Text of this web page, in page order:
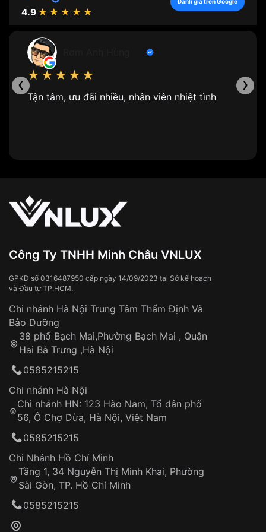
nghiệp đồng hồ. Tuy nhiên, những chiếc đồng hồ này
giá thành đắt đỏ.
đầu tiên trên thế giới của những chiếc đồng hồ đeo
2. Đồng hồ sự xuất hiện dành cho phái nữ
Phải đến đầu thế kỷ 19, đồng hồ đeo tay nữ mới bắt
kích thước nhỏ, được gắn vào vòng tay hoặc dây
chuyền như một món trang sức. Dần dần, đồng hồ đeo
tay nữ trở nên phổ biến hơn và được thiết kế với nhiều
kiểu dáng đa dạng, đáp ứng nhu cầu thẩm mỹ của phái
đẹp.
3. Sự bùng nổ của ngành chế tác đồng hồ trong thế kỷ
20
Thế kỷ 20 chứng kiến sự bùng nổ của ngành công
nghiệp đồng hồ, đặc biệt là đồng hồ đeo tay nữ. Các
thương hiệu đồng hồ nổi tiếng như Rolex, Cartier,
Omega liên tục cho ra đời những mẫu mã mới với thiết
kế độc đáo, sang trọng, thu hút sự chú ý của các tín
đồ thời trang.
4.9 ★★★★★
★★★★★
Tận tâm, ưu đãi nhiều, nhân viên nhiệt tình
‹ ›
Công Ty TNHH Minh Châu VNLUX
GPKD số 0316487950 cấp ngày 14/09/2023 tại Sở kế hoạch
và Đầu tư TP.HCM.
Chi nhánh Hà Nội Trung Tâm Thẩm Định Và
Bảo Dưỡng
38 phố Bạch Mai,Phường Bạch Mai , Quận
Hai Bà Trưng ,Hà Nội
0585215215
Chi nhánh Hà Nội
Chi nhánh HN: 123 Hào Nam, Tổ dân phố
56, Ô Chợ Dừa, Hà Nội, Việt Nam
0585215215
Chi Nhánh Hồ Chí Minh
Tầng 1, 34 Nguyễn Thị Minh Khai, Phường
Sài Gòn, TP. Hồ Chí Minh
0585215215